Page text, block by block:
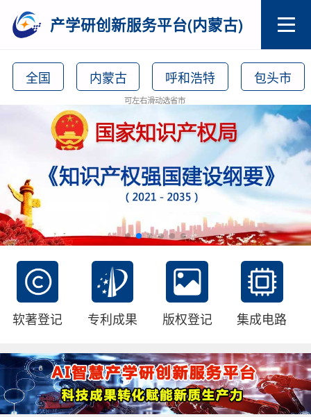
产学研创新服务平台(内蒙古)
全国 内蒙古 呼和浩特 包头市
可左右滑动选省市
软著登记 专利成果 版权登记 集成电路